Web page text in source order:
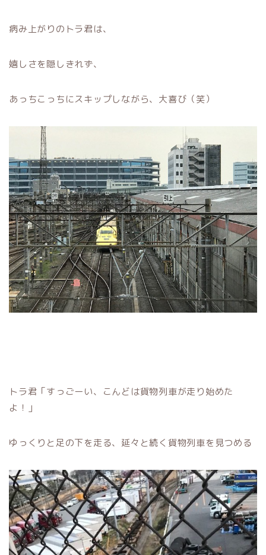
病み上がりのトラ君は、
嬉しさを隠しきれず、
あっちこっちにスキップしながら、大喜び（笑）
トラ君「すっごーい、こんどは貨物列車が走り始めた
よ！」
ゆっくりと足の下を走る、延々と続く貨物列車を見つめる